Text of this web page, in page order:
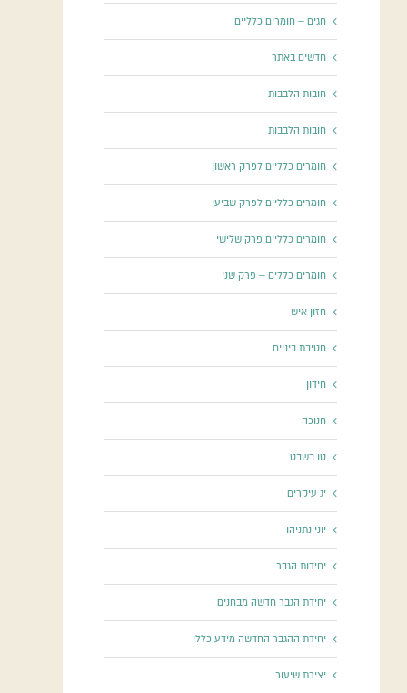
חגים – חומרים כלליים
חדשים באתר
חובות הלבבות
חובות הלבבות
חומרים כלליים לפרק ראשון
חומרים כלליים לפרק שביעי
חומרים כלליים פרק שלישי
חומרים כללים – פרק שני
חזון איש
חטיבת ביניים
חידון
חנוכה
טו בשבט
יג עיקרים
יוני נתניהו
יחידות הגבר
יחידת הגבר חדשה מבחנים
יחידת ההגבר החדשה מידע כללי
יצירת שיעור